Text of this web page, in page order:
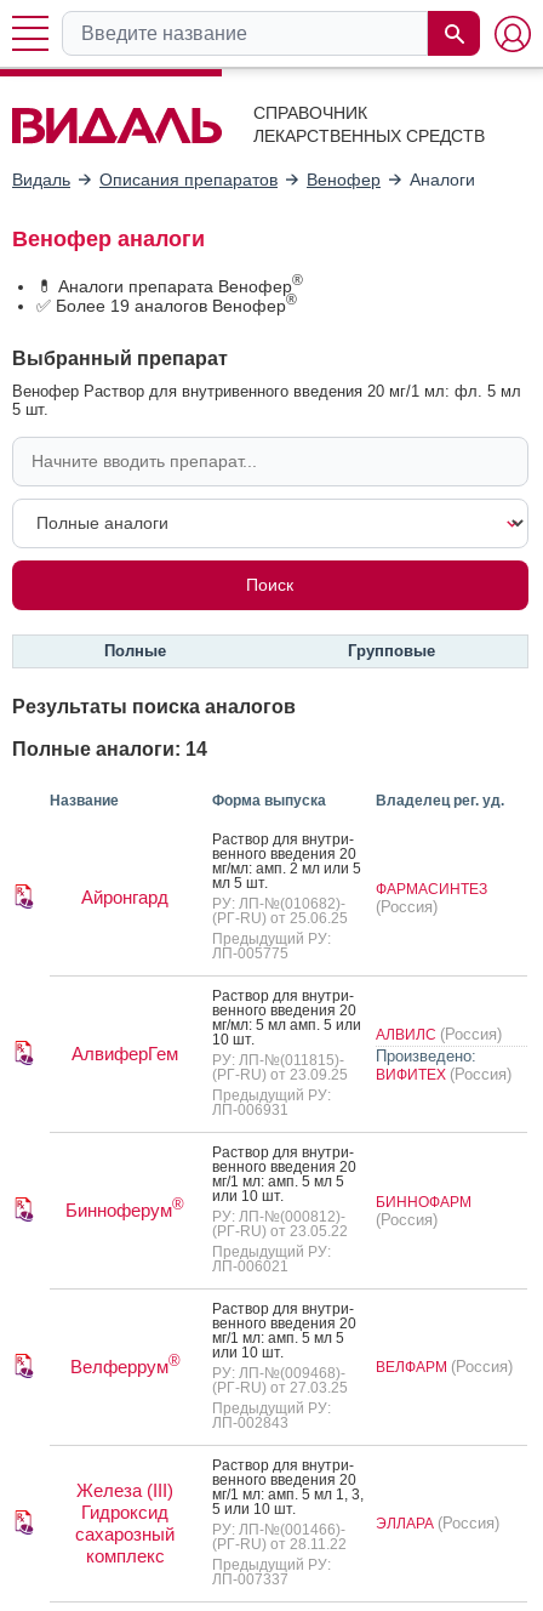
СПРАВОЧНИК
ЛЕКАРСТВЕННЫХ СРЕДСТВ
Видаль Описания препаратов Венофер Аналоги
Венофер аналоги
💊 Аналоги препарата Венофер®
✅ Более 19 аналогов Венофер®
Выбранный препарат
Венофер Раствор для внутривенного введения 20 мг/1 мл: фл. 5 мл
5 шт.
Полные Групповые
Результаты поиска аналогов
Полные аналоги: 14
Название Форма выпуска Владелец рег. уд.
Айронгард
Рас­твор для внут­ри­
вен­но­го вве­дения 20
мг/мл: амп. 2 мл или 5
мл 5 шт.
РУ: ЛП-№(010682)-
(РГ-RU) от 25.06.25
Предыдущий РУ:
ЛП-005775
ФАРМАСИНТЕЗ
(Россия)
АлвиферГем
Рас­твор для внут­ри­
вен­но­го вве­дения 20
мг/мл: 5 мл амп. 5 или
10 шт.
РУ: ЛП-№(011815)-
(РГ-RU) от 23.09.25
Предыдущий РУ:
ЛП-006931
АЛВИЛС (Россия)
Произведено:
ВИФИТЕХ (Россия)
Бинноферум®
Рас­твор для внут­ри­
вен­но­го вве­дения 20
мг/1 мл: амп. 5 мл 5
или 10 шт.
РУ: ЛП-№(000812)-
(РГ-RU) от 23.05.22
Предыдущий РУ:
ЛП-006021
БИННОФАРМ
(Россия)
Велферрум®
Рас­твор для внут­ри­
вен­но­го вве­дения 20
мг/1 мл: амп. 5 мл 5
или 10 шт.
РУ: ЛП-№(009468)-
(РГ-RU) от 27.03.25
Предыдущий РУ:
ЛП-002843
ВЕЛФАРМ (Россия)
Железа (III)
Гидроксид
сахарозный
комплекс
Рас­твор для внут­ри­
вен­но­го вве­дения 20
мг/1 мл: амп. 5 мл 1, 3,
5 или 10 шт.
РУ: ЛП-№(001466)-
(РГ-RU) от 28.11.22
Предыдущий РУ:
ЛП-007337
ЭЛЛАРА (Россия)